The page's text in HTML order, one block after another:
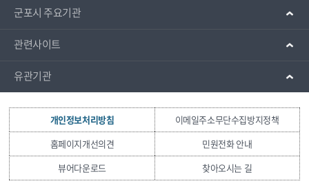
군포시 주요기관
관련사이트
유관기관
개인정보처리방침
이메일주소무단수집방지정책
홈페이지개선의견
민원전화 안내
뷰어다운로드
찾아오시는 길